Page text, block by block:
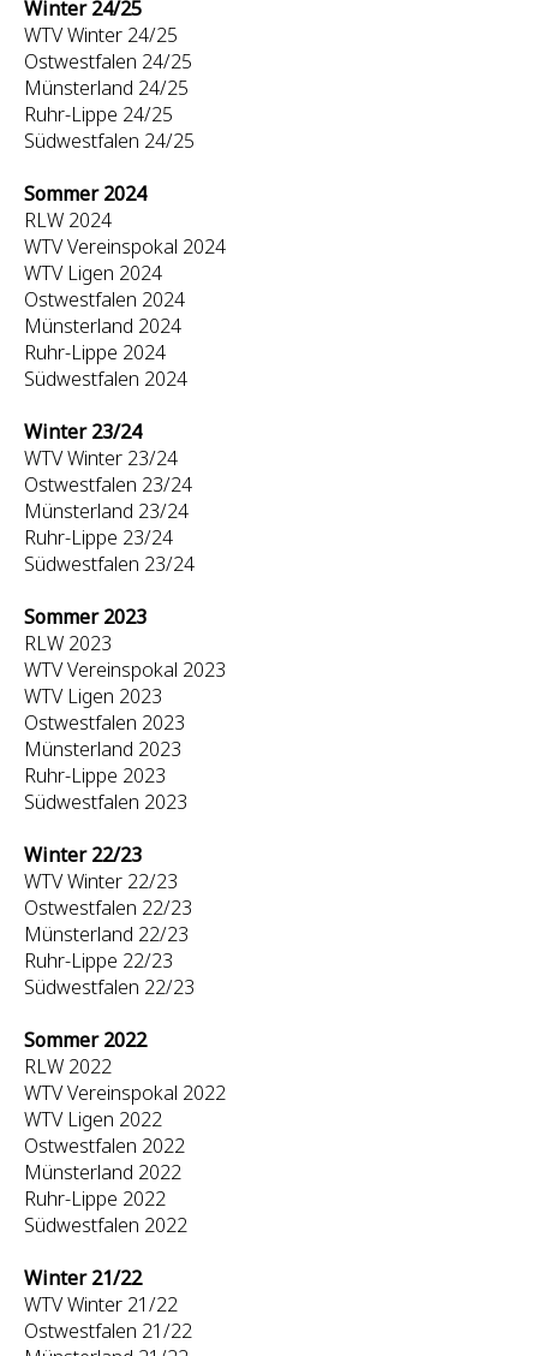
Winter 24/25
WTV Winter 24/25
Ostwestfalen 24/25
Münsterland 24/25
Ruhr-Lippe 24/25
Südwestfalen 24/25
Sommer 2024
RLW 2024
WTV Vereinspokal 2024
WTV Ligen 2024
Ostwestfalen 2024
Münsterland 2024
Ruhr-Lippe 2024
Südwestfalen 2024
Winter 23/24
WTV Winter 23/24
Ostwestfalen 23/24
Münsterland 23/24
Ruhr-Lippe 23/24
Südwestfalen 23/24
Sommer 2023
RLW 2023
WTV Vereinspokal 2023
WTV Ligen 2023
Ostwestfalen 2023
Münsterland 2023
Ruhr-Lippe 2023
Südwestfalen 2023
Winter 22/23
WTV Winter 22/23
Ostwestfalen 22/23
Münsterland 22/23
Ruhr-Lippe 22/23
Südwestfalen 22/23
Sommer 2022
RLW 2022
WTV Vereinspokal 2022
WTV Ligen 2022
Ostwestfalen 2022
Münsterland 2022
Ruhr-Lippe 2022
Südwestfalen 2022
Winter 21/22
WTV Winter 21/22
Ostwestfalen 21/22